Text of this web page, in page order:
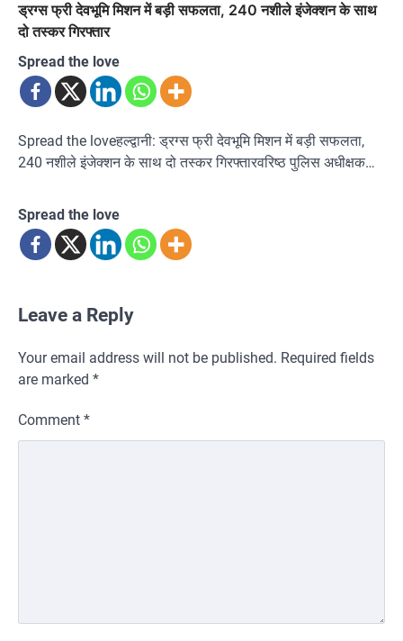
ड्रग्स फ्री देवभूमि मिशन में बड़ी सफलता, 240 नशीले इंजेक्शन के साथ
दो तस्कर गिरफ्तार
Spread the love
Spread the loveहल्द्वानी: ड्रग्स फ्री देवभूमि मिशन में बड़ी सफलता,
240 नशीले इंजेक्शन के साथ दो तस्कर गिरफ्तारवरिष्ठ पुलिस अधीक्षक…
Spread the love
Leave a Reply
Your email address will not be published. Required fields
are marked *
Comment *